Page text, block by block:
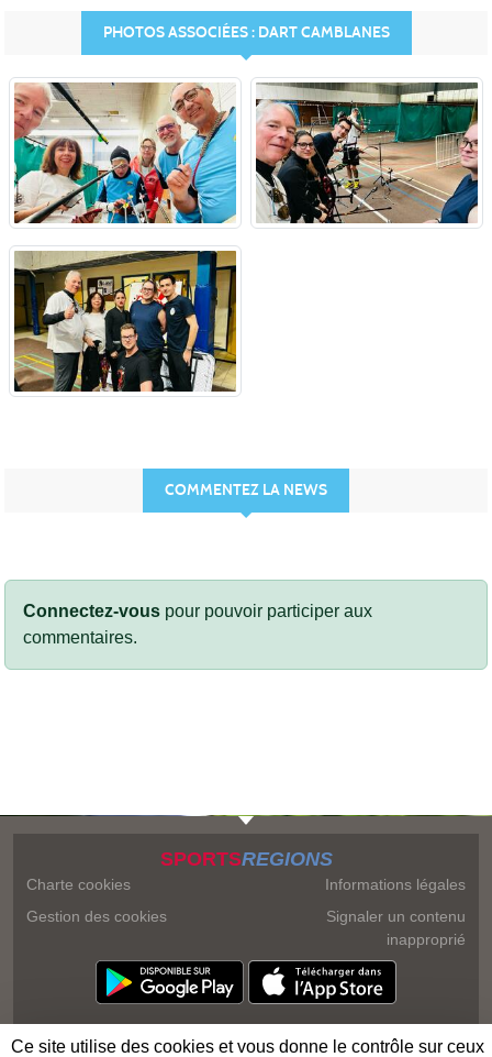
PHOTOS ASSOCIÉES : DART CAMBLANES
COMMENTEZ LA NEWS
Connectez-vous pour pouvoir participer aux
commentaires.
SPORTSREGIONS
Charte cookies
Gestion des cookies
Informations légales
Signaler un contenu
inapproprié
Ce site utilise des cookies et vous donne le contrôle sur ceux